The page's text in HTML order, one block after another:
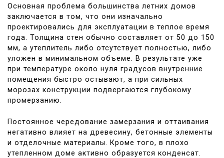
Основная проблема большинства летних домов
заключается в том, что они изначально
проектировались для эксплуатации в теплое время
года. Толщина стен обычно составляет от 50 до 150
мм, а утеплитель либо отсутствует полностью, либо
уложен в минимальном объеме. В результате уже
при температуре около нуля градусов внутренние
помещения быстро остывают, а при сильных
морозах конструкции подвергаются глубокому
промерзанию.
Постоянное чередование замерзания и оттаивания
негативно влияет на древесину, бетонные элементы
и отделочные материалы. Кроме того, в плохо
утепленном доме активно образуется конденсат.